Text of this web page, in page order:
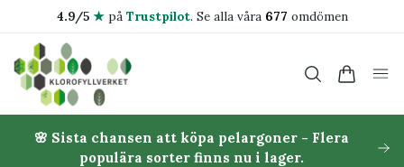
4.9/5 ★på Trustpilot. Se alla våra 677 omdömen
🌸 Sista chansen att köpa pelargoner - Flera
populära sorter finns nu i lager.